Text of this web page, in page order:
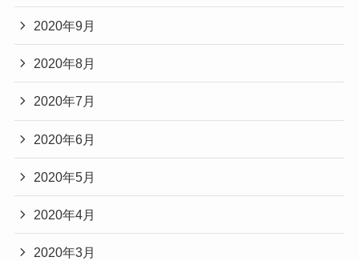
2020年9月
2020年8月
2020年7月
2020年6月
2020年5月
2020年4月
2020年3月